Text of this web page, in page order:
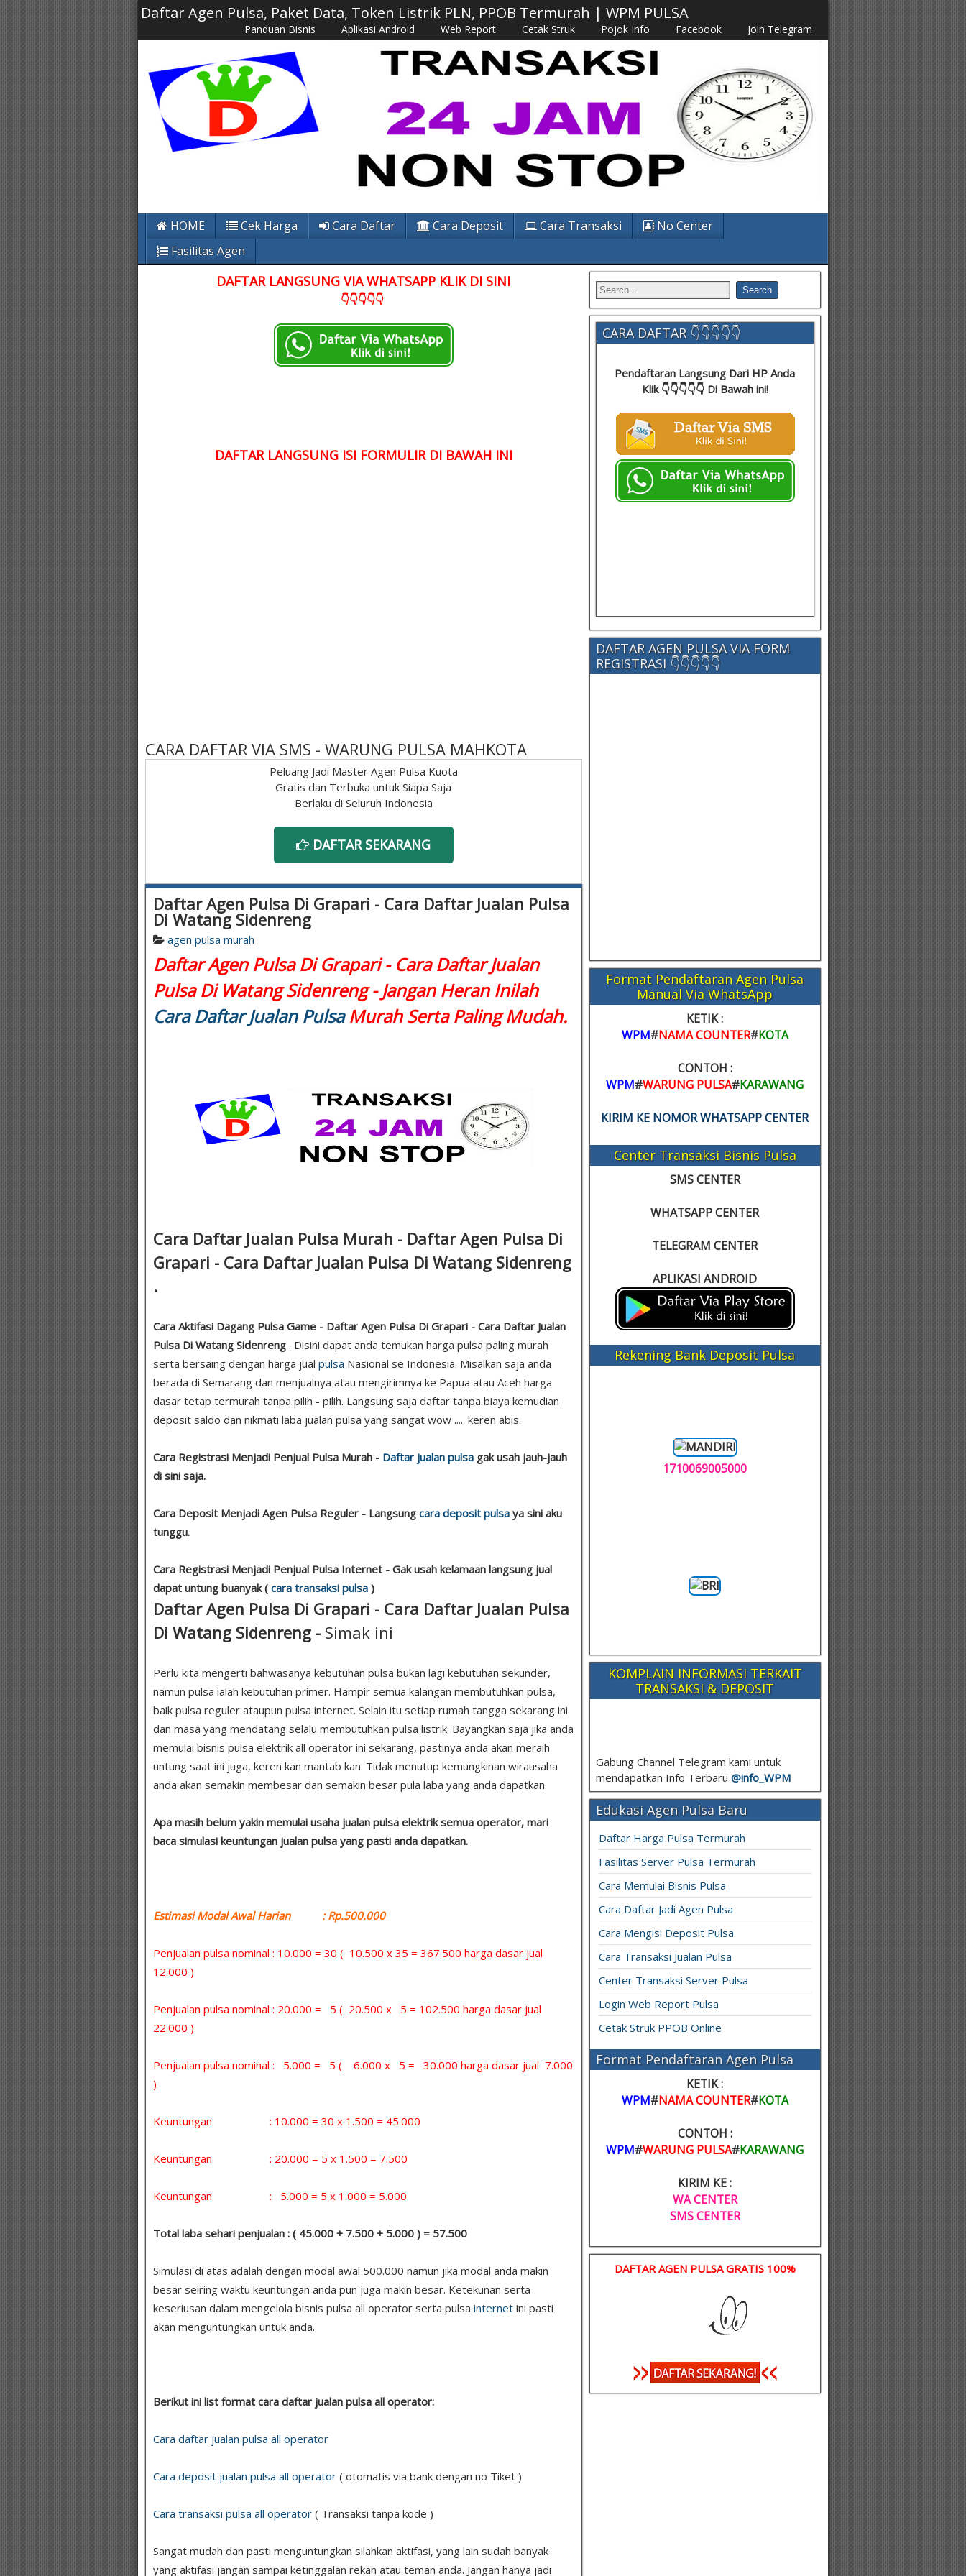
Daftar Agen Pulsa, Paket Data, Token Listrik PLN, PPOB Termurah | WPM PULSA
Panduan Bisnis Aplikasi Android Web Report Cetak Struk Pojok Info Facebook Join Telegram
HOME Cek Harga Cara Daftar Cara Deposit Cara Transaksi
No Center
Fasilitas Agen
DAFTAR LANGSUNG VIA WHATSAPP KLIK DI SINI
👇👇👇👇👇
DAFTAR LANGSUNG ISI FORMULIR DI BAWAH INI
CARA DAFTAR VIA SMS - WARUNG PULSA MAHKOTA
Peluang Jadi Master Agen Pulsa Kuota
Gratis dan Terbuka untuk Siapa Saja
Berlaku di Seluruh Indonesia
DAFTAR SEKARANG
Daftar Agen Pulsa Di Grapari - Cara Daftar Jualan Pulsa
Di Watang Sidenreng
agen pulsa murah
Daftar Agen Pulsa Di Grapari - Cara Daftar Jualan
Pulsa Di Watang Sidenreng - Jangan Heran Inilah
Cara Daftar Jualan PulsaMurah Serta Paling Mudah.
Cara Daftar Jualan Pulsa Murah - Daftar Agen Pulsa Di
Grapari - Cara Daftar Jualan Pulsa Di Watang Sidenreng
.
Cara Aktifasi Dagang Pulsa Game - Daftar Agen Pulsa Di Grapari - Cara Daftar Jualan
Pulsa Di Watang Sidenreng . Disini dapat anda temukan harga pulsa paling murah
serta bersaing dengan harga jual pulsa Nasional se Indonesia. Misalkan saja anda
berada di Semarang dan menjualnya atau mengirimnya ke Papua atau Aceh harga
dasar tetap termurah tanpa pilih - pilih. Langsung saja daftar tanpa biaya kemudian
deposit saldo dan nikmati laba jualan pulsa yang sangat wow ..... keren abis.
Cara Registrasi Menjadi Penjual Pulsa Murah - Daftar jualan pulsa gak usah jauh-jauh
di sini saja.
Cara Deposit Menjadi Agen Pulsa Reguler - Langsung cara deposit pulsa ya sini aku
tunggu.
Cara Registrasi Menjadi Penjual Pulsa Internet - Gak usah kelamaan langsung jual
dapat untung buanyak ( cara transaksi pulsa )
Daftar Agen Pulsa Di Grapari - Cara Daftar Jualan Pulsa
Di Watang Sidenreng - Simak ini
Perlu kita mengerti bahwasanya kebutuhan pulsa bukan lagi kebutuhan sekunder,
namun pulsa ialah kebutuhan primer. Hampir semua kalangan membutuhkan pulsa,
baik pulsa reguler ataupun pulsa internet. Selain itu setiap rumah tangga sekarang ini
dan masa yang mendatang selalu membutuhkan pulsa listrik. Bayangkan saja jika anda
memulai bisnis pulsa elektrik all operator ini sekarang, pastinya anda akan meraih
untung saat ini juga, keren kan mantab kan. Tidak menutup kemungkinan wirausaha
anda akan semakin membesar dan semakin besar pula laba yang anda dapatkan.
Apa masih belum yakin memulai usaha jualan pulsa elektrik semua operator, mari
baca simulasi keuntungan jualan pulsa yang pasti anda dapatkan.
Estimasi Modal Awal Harian : Rp.500.000
Penjualan pulsa nominal : 10.000 = 30 ( 10.500 x 35 = 367.500 harga dasar jual
12.000 )
Penjualan pulsa nominal : 20.000 = 5 ( 20.500 x 5 = 102.500 harga dasar jual
22.000 )
Penjualan pulsa nominal : 5.000 = 5 ( 6.000 x 5 = 30.000 harga dasar jual 7.000
)
Keuntungan : 10.000 = 30 x 1.500 = 45.000
Keuntungan : 20.000 = 5 x 1.500 = 7.500
Keuntungan : 5.000 = 5 x 1.000 = 5.000
Total laba sehari penjualan : ( 45.000 + 7.500 + 5.000 ) = 57.500
Simulasi di atas adalah dengan modal awal 500.000 namun jika modal anda makin
besar seiring waktu keuntungan anda pun juga makin besar. Ketekunan serta
keseriusan dalam mengelola bisnis pulsa all operator serta pulsa internet ini pasti
akan menguntungkan untuk anda.
Berikut ini list format cara daftar jualan pulsa all operator:
Cara daftar jualan pulsa all operator
Cara deposit jualan pulsa all operator ( otomatis via bank dengan no Tiket )
Cara transaksi pulsa all operator ( Transaksi tanpa kode )
Sangat mudah dan pasti menguntungkan silahkan aktifasi, yang lain sudah banyak
yang aktifasi jangan sampai ketinggalan rekan atau teman anda. Jangan hanya jadi
CARA DAFTAR 👇👇👇👇👇
Pendaftaran Langsung Dari HP Anda
Klik 👇👇👇👇👇 Di Bawah ini!
DAFTAR AGEN PULSA VIA FORM
REGISTRASI 👇👇👇👇👇
Format Pendaftaran Agen Pulsa
Manual Via WhatsApp
KETIK :
WPM#NAMA COUNTER#KOTA
CONTOH :
WPM#WARUNG PULSA#KARAWANG
KIRIM KE NOMOR WHATSAPP CENTER
Center Transaksi Bisnis Pulsa
SMS CENTER
WHATSAPP CENTER
TELEGRAM CENTER
APLIKASI ANDROID
Rekening Bank Deposit Pulsa
1710069005000
KOMPLAIN INFORMASI TERKAIT
TRANSAKSI & DEPOSIT
Gabung Channel Telegram kami untuk
mendapatkan Info Terbaru @info_ WPM
Edukasi Agen Pulsa Baru
Daftar Harga Pulsa Termurah
Fasilitas Server Pulsa Termurah
Cara Memulai Bisnis Pulsa
Cara Daftar Jadi Agen Pulsa
Cara Mengisi Deposit Pulsa
Cara Transaksi Jualan Pulsa
Center Transaksi Server Pulsa
Login Web Report Pulsa
Cetak Struk PPOB Online
Format Pendaftaran Agen Pulsa
KETIK :
WPM#NAMA COUNTER#KOTA
CONTOH :
WPM#WARUNG PULSA#KARAWANG
KIRIM KE :
WA CENTER
SMS CENTER
DAFTAR AGEN PULSA GRATIS 100%